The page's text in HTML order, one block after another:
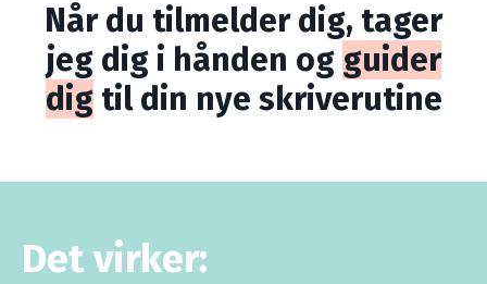
Når du tilmelder dig, tager
jeg dig i hånden og guider
digtil din nye skriverutine
Det virker: